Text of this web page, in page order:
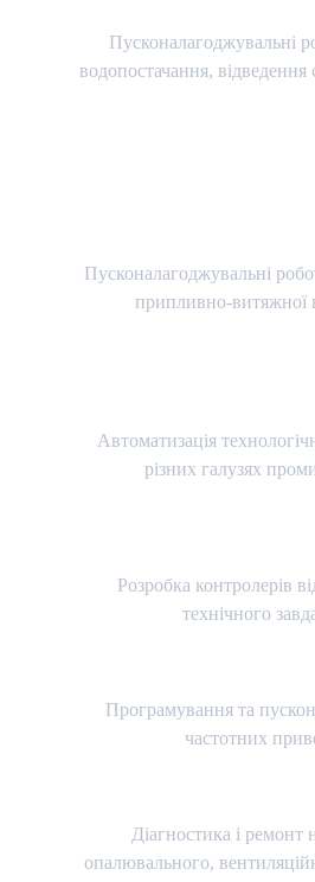
Пусконалагоджувальні
водопостачання, відведення
Пусконалагоджувальні
припливно-витяжної
Автоматизація
різних галузях
Розробка контролерів
технічного
Програмування та
частотних
Діагностика і ремонт
опалювального,